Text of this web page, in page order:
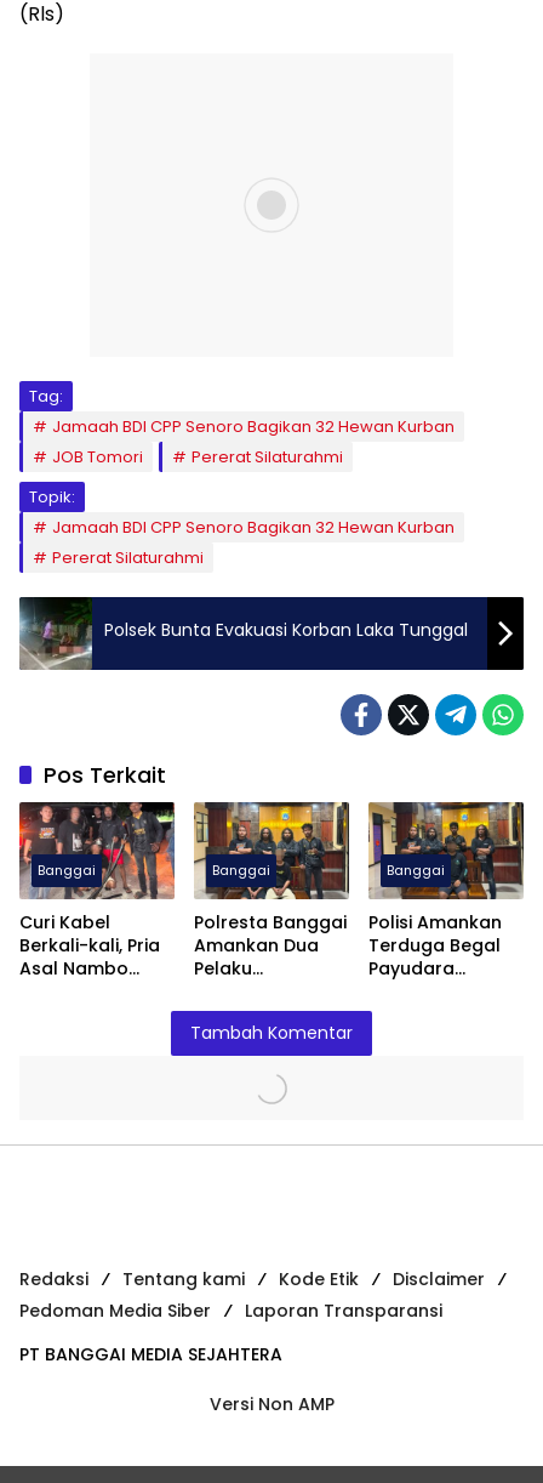
(Rls)
Tag:
Jamaah BDI CPP Senoro Bagikan 32 Hewan Kurban
JOB Tomori
Pererat Silaturahmi
Topik:
Jamaah BDI CPP Senoro Bagikan 32 Hewan Kurban
Pererat Silaturahmi
Polsek Bunta Evakuasi Korban Laka Tunggal
Pos Terkait
Banggai
Curi Kabel
Berkali-kali, Pria
Asal Nambo
Polresta Banggai
Banggai
Polresta Banggai
Amankan Dua
Pelaku
Anak
Banggai
Polisi Amankan
Terduga Begal
Payudara
Remaja Putri di
Tambah Komentar
Redaksi Tentang kami Kode Etik
Disclaimer
Pedoman Media Siber
Laporan Transparansi
PT BANGGAI MEDIA SEJAHTERA
Versi Non AMP